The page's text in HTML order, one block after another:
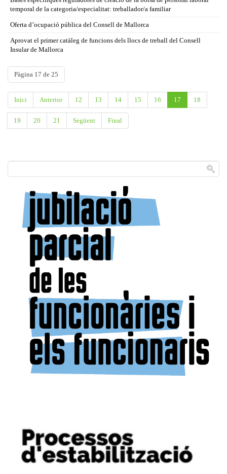
temporal de la categoria/especialitat: treballador/a familiar
Oferta d’ocupació pública del Consell de Mallorca
Aprovat el primer catàleg de funcions dels llocs de treball del Consell
Insular de Mallorca
Pàgina 17 de 25
Inici Anterior 12 13 14 15 16 17 18
19 20 21 Següent Final